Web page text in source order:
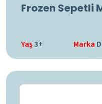
Frozen Sepetli
Yaş3+ Marka